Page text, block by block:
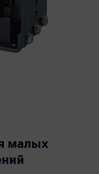
малых